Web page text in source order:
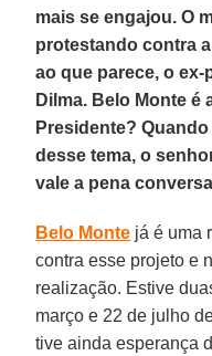
mais se engajou. O
protestando contra
ao que parece, o
Dilma. Belo Monte é
Presidente?
desse tema, o
vale a pena
Belo Monte já é uma
contra esse projeto e
realização. Estive
março e 22 de julho
tive ainda esperança